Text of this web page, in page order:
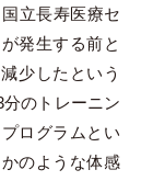
立長寿医療セ
発生する前と
少したという
のトレーニン
ログラムとい
のような体感